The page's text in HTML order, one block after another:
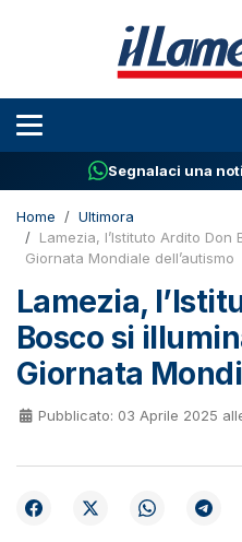
Segnalaci una
Home
Ultimora
Lamezia, l’Istituto Ardito
Giornata Mondiale dell’autismo
Lamezia,
Bosco si
Giornata
Pubblicato: 03 Aprile 2025